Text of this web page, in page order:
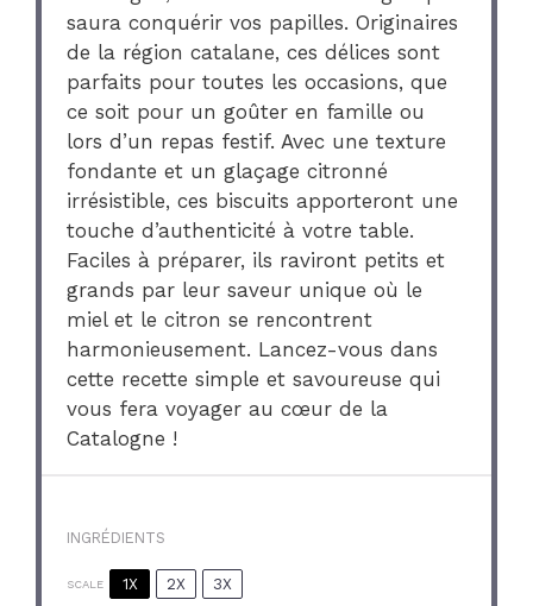
saura conquérir vos papilles. Originaires
de la région catalane, ces délices sont
parfaits pour toutes les occasions, que
ce soit pour un goûter en famille ou
lors d’un repas festif. Avec une texture
fondante et un glaçage citronné
irrésistible, ces biscuits apporteront une
touche d’authenticité à votre table.
Faciles à préparer, ils raviront petits et
grands par leur saveur unique où le
miel et le citron se rencontrent
harmonieusement. Lancez-vous dans
cette recette simple et savoureuse qui
vous fera voyager au cœur de la
Catalogne !
INGRÉDIENTS
SCALE 1X 2X 3X